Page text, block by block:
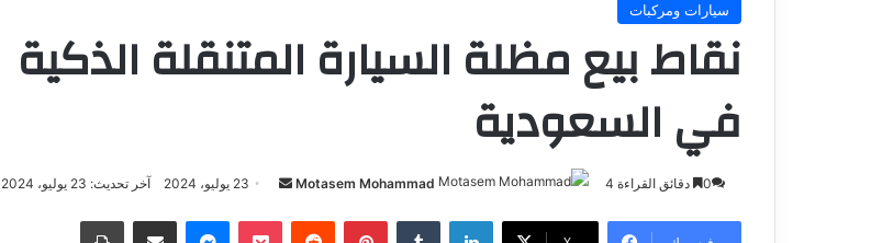
سيارات ومركبات
نقاط بيع مظلة السيارة المتنقلة الذكية
في السعودية
Motasem Mohammad 23 يوليو، 2024 آخر تحديث: 23 يوليو، 2024 0 دقائق القراءة 4